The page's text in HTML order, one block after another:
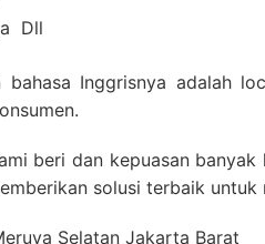
Dll
Inggrisnya adalah
beri dan kepuasan
solusi terbaik untuk